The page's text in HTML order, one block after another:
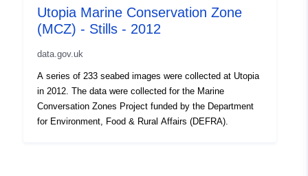
Utopia Marine Conservation Zone
(MCZ) - Stills - 2012
data.gov.uk
A series of 233 seabed images were collected at Utopia
in 2012. The data were collected for the Marine
Conversation Zones Project funded by the Department
for Environment, Food & Rural Affairs (DEFRA).